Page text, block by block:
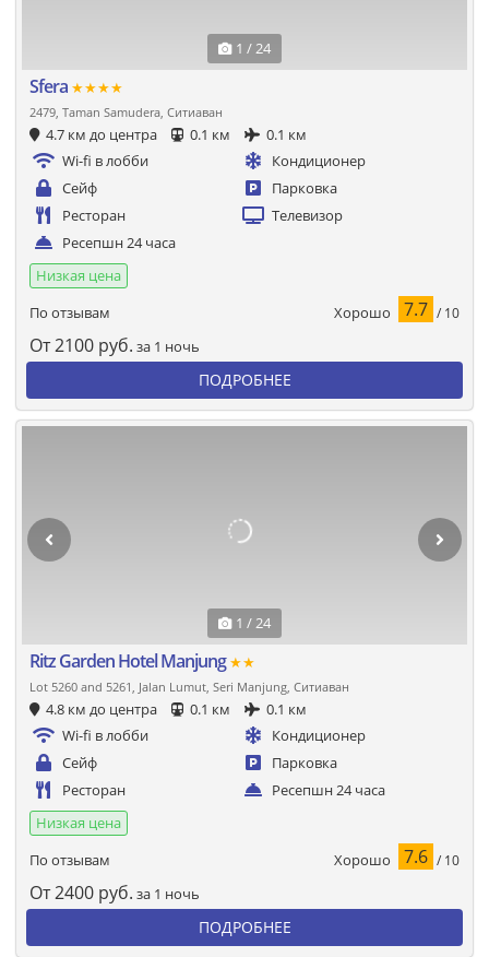
1 / 24
Sfera ★★★★
2479, Taman Samudera, Ситиаван
4.7 км до центра 0.1 км
0.1 км
Wi-fi в лобби
Кондиционер
Сейф
Парковка
Ресторан
Телевизор
Ресепшн 24 часа
Низкая цена
По отзывам
Хорошо 7.7 / 10
От2100 руб. за 1 ночь
ПОДРОБНЕЕ
1 / 24
Ritz Garden Hotel Manjung★★
Lot 5260 and 5261, Jalan Lumut, Seri Manjung, Ситиаван
4.8 км до центра 0.1 км
0.1 км
Wi-fi в лобби
Кондиционер
Сейф
Парковка
Ресторан
Ресепшн 24 часа
Низкая цена
По отзывам
Хорошо 7.6 / 10
От2400 руб. за 1 ночь
ПОДРОБНЕЕ